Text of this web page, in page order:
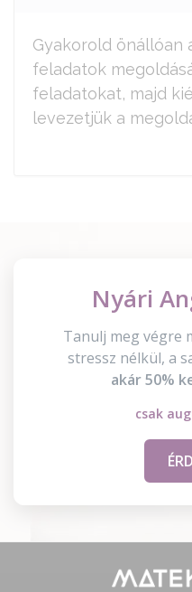
Gyakorold önállóan
feladatok
feladatokat, majd
levezetjük a
Nyári
Tanulj meg végre
stressz nélkül, a
akár 50%
csak